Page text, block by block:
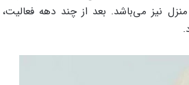
نیز می‌باشد. بعد از چند دهه